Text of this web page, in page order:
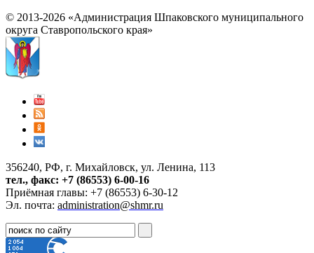
© 2013-2026 «Администрация Шпаковского муниципального
округа Ставропольского края»
356240, РФ, г. Михайловск, ул. Ленина, 113
тел., факс: +7 (86553) 6-00-16
Приёмная главы: +7 (86553) 6-30-12
Эл. почта: administration@shmr.ru